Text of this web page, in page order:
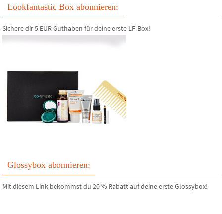
Lookfantastic Box abonnieren:
Sichere dir 5 EUR Guthaben für deine erste LF-Box!
Glossybox abonnieren:
Mit diesem Link bekommst du 20 % Rabatt auf deine erste Glossybox!